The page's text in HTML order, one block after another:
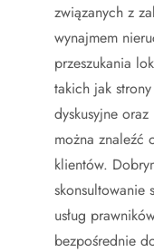
związanych z
wynajmem
przeszukania
takich jak
dyskusyjne
można znaleźć
klientów.
skonsultowanie
usług
bezpośrednie